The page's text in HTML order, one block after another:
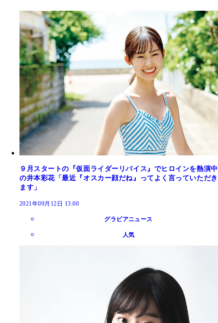
９月スタートの『仮面ライダーリバイス』でヒロインを熱演中
の井本彩花「最近『オスカー顔だね』ってよく言っていただき
ます」
2021年09月12日 13:00
グラビアニュース
人気